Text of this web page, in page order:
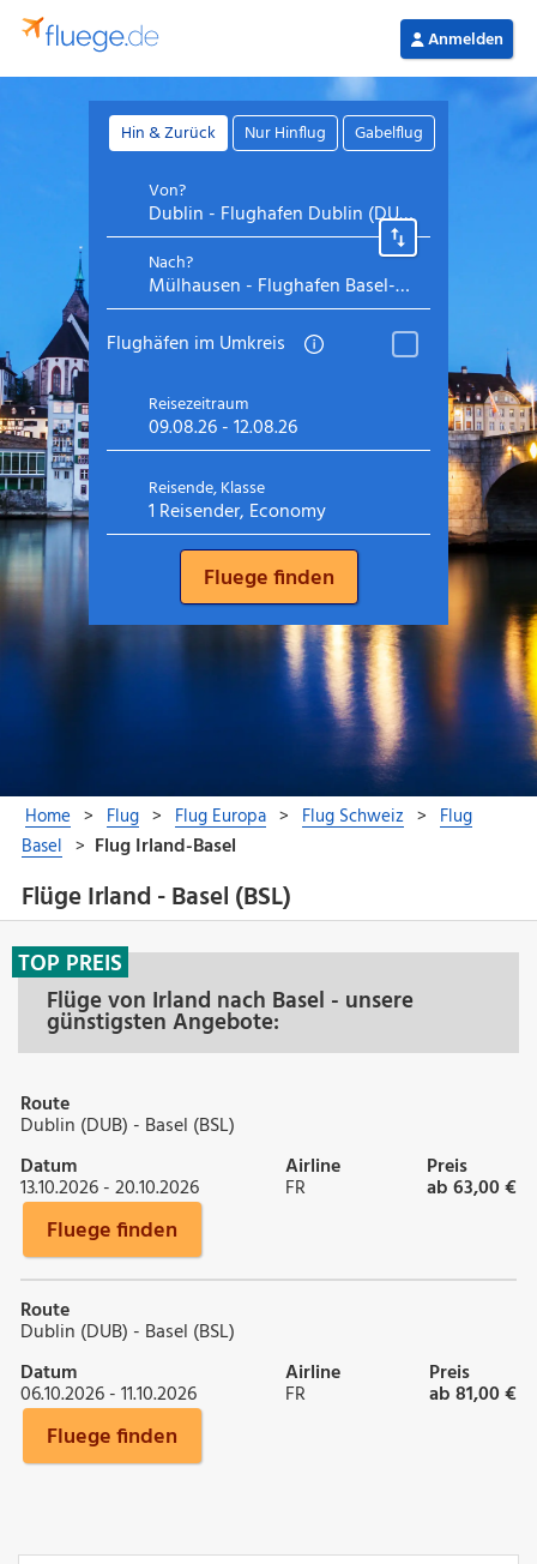
Flüge Irland - Basel (BSL)
Flüge von Irland nach Basel - unsere
günstigsten Angebote:
TOP PREIS
Route
Dublin (DUB) - Basel (BSL)
Datum
13.10.2026 - 20.10.2026
Airline
FR
Preis
ab 63,00 €
Fluege finden
Route
Dublin (DUB) - Basel (BSL)
Datum
06.10.2026 - 11.10.2026
Airline
FR
Preis
ab 81,00 €
Fluege finden